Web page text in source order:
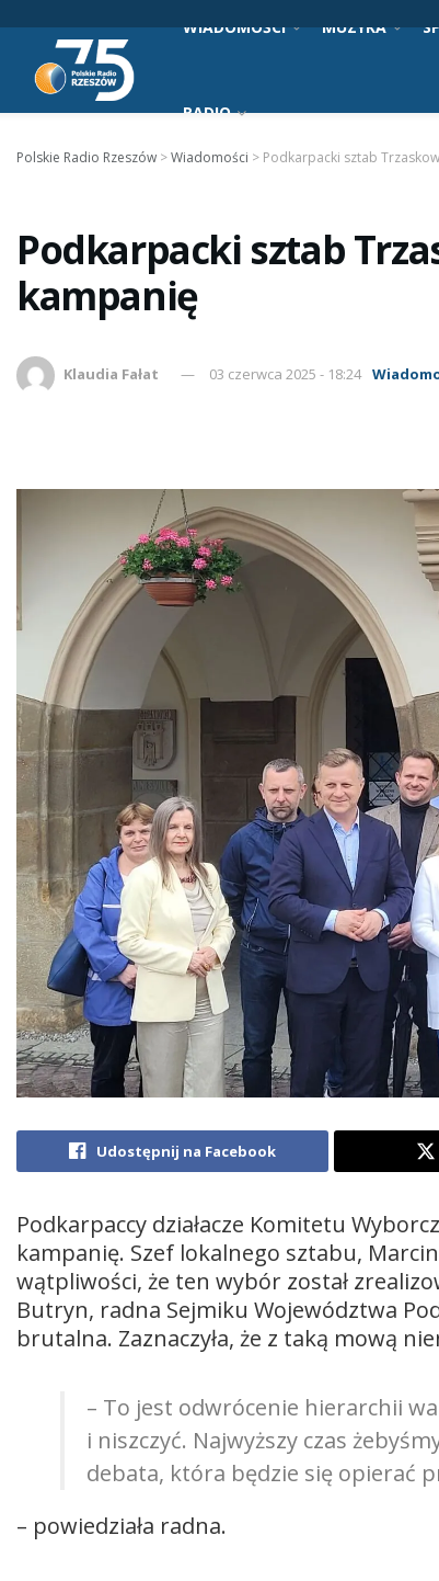
WIADOMOŚCI MUZYKA
RADIO
Polskie Radio Rzeszów >Wiadomości > Podkarpacki sztab
Podkarpacki sztab
kampanię
Klaudia Fałat 03 czerwca 2025 - 18:24
Udostępnij na Facebook
Podkarpaccy działacze Komitetu
kampanię. Szef lokalnego sztabu,
wątpliwości, że ten wybór został
Butryn, radna Sejmiku Województwa
brutalna. Zaznaczyła, że z taką mową
– To jest odwrócenie hierarchii
i niszczyć. Najwyższy czas
debata, która będzie się opierać
– powiedziała radna.